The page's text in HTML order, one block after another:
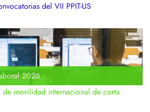
del VII PPIT-US
2026
de movilidad internacional de corta